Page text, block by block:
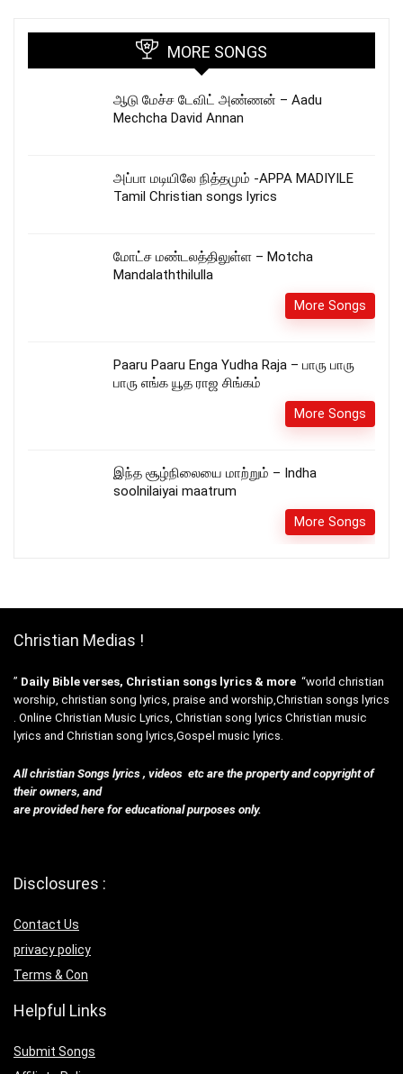
MORE SONGS
ஆடு மேச்ச டேவிட் அண்ணன் – Aadu
Mechcha David Annan
அப்பா மடியிலே நித்தமும் -APPA MADIYILE
Tamil Christian songs lyrics
மோட்ச மண்டலத்திலுள்ள – Motcha
Mandalaththilulla
More Songs
Paaru Paaru Enga Yudha Raja – பாரு பாரு
பாரு எங்க யூத ராஜ சிங்கம்
More Songs
இந்த சூழ்நிலையை மாற்றும் – Indha
soolnilaiyai maatrum
More Songs
Christian Medias !
” Daily Bible verses, Christian songs lyrics & more “world christian
worship, christian song lyrics, praise and worship,Christian songs lyrics
. Online Christian Music Lyrics, Christian song lyrics Christian music
lyrics and Christian song lyrics,Gospel music lyrics.
All christian Songs lyrics , videos etc are the property and copyright of
their owners, and
are provided here for educational purposes only.
Disclosures :
Contact Us
privacy policy
Terms & Con
Helpful Links
Submit Songs